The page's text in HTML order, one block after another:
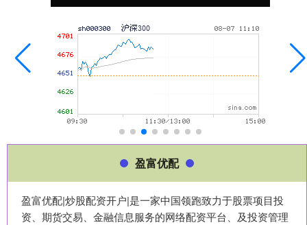
盈富优配
盈富优配|炒股配资开户|是一家中国领跑致力于股票项目投
资、期货交易、金融信息服务的网络配资平台、及投资管理